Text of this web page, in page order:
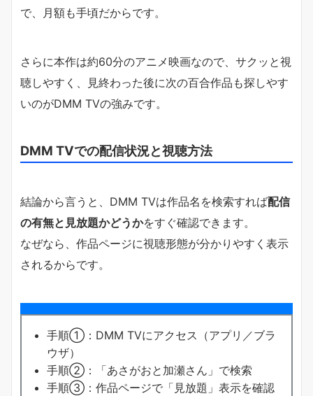
で、月額も手頃だからです。
さらに本作は約60分のアニメ映画なので、サクッと視
聴しやすく、見終わった後に次の百合作品も探しやす
いのがDMM TVの強みです。
DMM TVでの配信状況と視聴方法
結論から言うと、DMM TVは作品名を検索すれば配信
の有無と見放題かどうかをすぐ確認できます。
なぜなら、作品ページに視聴形態が分かりやすく表示
されるからです。
手順①：DMM TVにアクセス（アプリ／ブラ
ウザ）
手順②：「あさがおと加瀬さん」で検索
手順③：作品ページで「見放題」表示を確認